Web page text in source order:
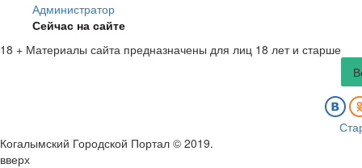
Администратор
Сейчас на сайте
18 + Материалы сайта предназначены для лиц 18 лет и старше
Когалымский Городской Портал © 2019.
вверх